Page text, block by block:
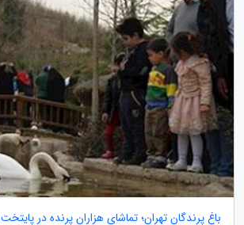
باغ پرندگان تهران؛ تماشای هزاران پرنده در پایتخت